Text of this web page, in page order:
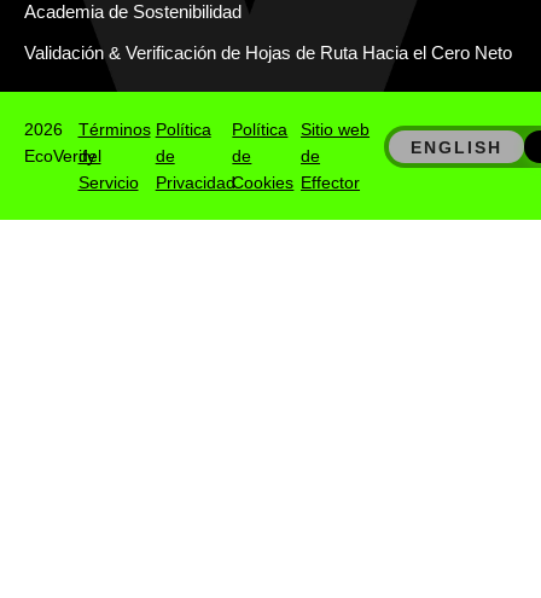
Academia de Sostenibilidad
Validación & Verificación de Hojas de Ruta Hacia el Cero Neto
2026
EcoVerify
Términos
del
Servicio
Política
de
Privacidad
Política
de
Cookies
Sitio web
de
Effector
ENGLISH